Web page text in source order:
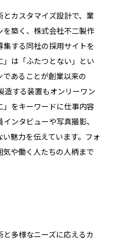
カスタマイズ設計で、業
築く、株式会社不二製作
する同社の採用サイトを
は「ふたつとない」とい
あることが創業以来の
造する装置もオンリーワン
をキーワードに仕事内容
ンタビューや写真撮影、
魅力を伝えています。フォ
気や働く人たちの人柄まで
多様なニーズに応えるカ